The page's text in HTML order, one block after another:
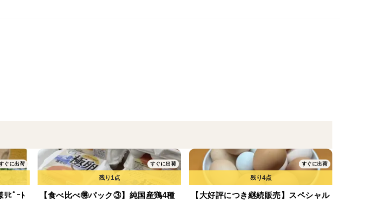
物出荷は小規模だからこそ成しえる特権です
ーーーーーーーーーーーーーー
限は採卵日より2週間となっており
ぐに出荷
ﾋﾟｰﾄ
すぐに出荷
【食べ比べ🉐パック③】純国産鶏4種
すぐに出荷
【大好評につき継続販売】スペシャル